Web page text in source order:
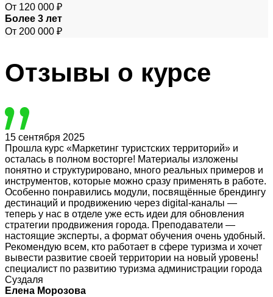
От 120 000 ₽
Более 3 лет
От 200 000 ₽
Отзывы о курсе
15 сентября 2025
Прошла курс «Маркетинг туристских территорий» и
осталась в полном восторге! Материалы изложены
понятно и структурировано, много реальных примеров и
инструментов, которые можно сразу применять в работе.
Особенно понравились модули, посвящённые брендингу
дестинаций и продвижению через digital-каналы —
теперь у нас в отделе уже есть идеи для обновления
стратегии продвижения города. Преподаватели —
настоящие эксперты, а формат обучения очень удобный.
Рекомендую всем, кто работает в сфере туризма и хочет
вывести развитие своей территории на новый уровень!
специалист по развитию туризма администрации города
Суздаля
Елена Морозова